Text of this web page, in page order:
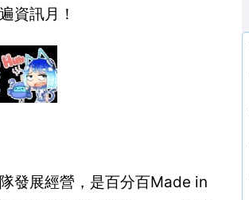
資訊月！
發展經營，是百分百Made in